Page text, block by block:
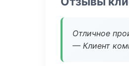
Отличное
— Клиент